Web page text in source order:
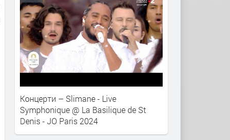
Концерти – Slimane - Live
Symphonique @ La Basilique de St
Denis - JO Paris 2024